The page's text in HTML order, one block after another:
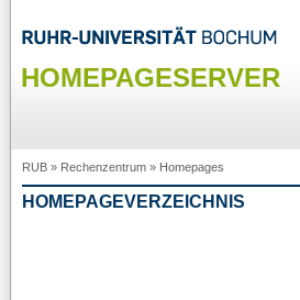
HOMEPAGESERVER
RUB » Rechenzentrum » Homepages
HOMEPAGEVERZEICHNIS